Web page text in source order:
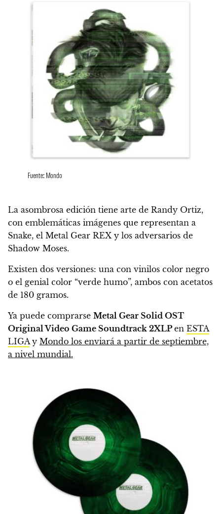
Fuente: Mondo
La asombrosa edición tiene arte de Randy Ortiz,
con emblemáticas imágenes que representan a
Snake, el Metal Gear REX y los adversarios de
Shadow Moses.
Existen dos versiones: una con vinilos color negro
o el genial color “verde humo”, ambos con acetatos
de 180 gramos.
Ya puede comprarse Metal Gear Solid OST
Original Video Game Soundtrack 2XLPen ESTA
LIGAy Mondo los enviará a partir de septiembre,
a nivel mundial.